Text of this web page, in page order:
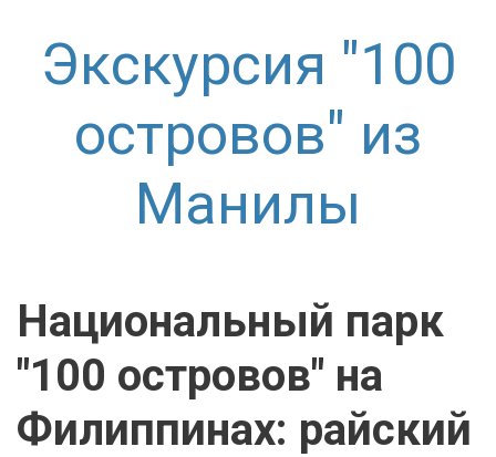
Экскурсия "100
островов" из
Манилы
Национальный парк
"100 островов" на
Филиппинах: райский